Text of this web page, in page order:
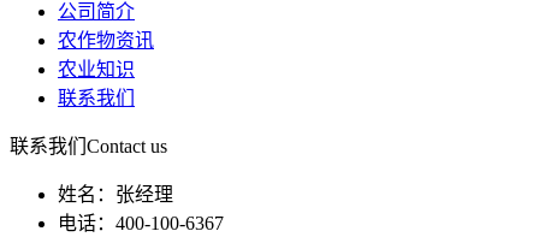
公司简介
农作物资讯
农业知识
联系我们
联系我们 Contact us
姓名：张经理
电话：400-100-6367